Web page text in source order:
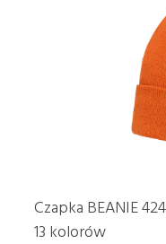
Czapka BEANIE
13 kolorów